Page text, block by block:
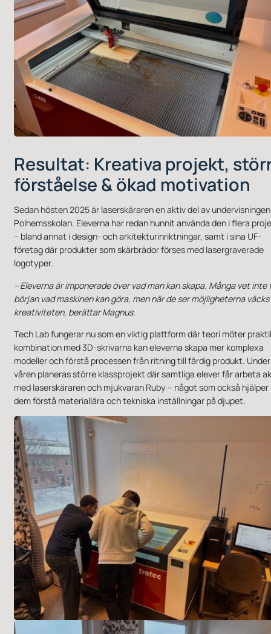
Resultat: Kreativa projekt,
förståelse & ökad motivation
Sedan hösten 2025 är laserskäraren en aktiv del av
Polhemsskolan. Eleverna har redan hunnit använda den i flera
– bland annat i design- och arkitekturinriktningar, samt i sina UF-
företag där produkter som skärbrädor förses med lasergraverade
logotyper.
– Eleverna är imponerade över vad man kan skapa. Många vet inte
början vad maskinen kan göra, men när de ser möjligheterna väcks
kreativiteten, berättar Magnus.
Tech Lab fungerar nu som en viktig plattform där teori möter
kombination med 3D-skrivarna kan eleverna skapa mer komplexa
modeller och förstå processen från ritning till färdig produkt. Under
våren planeras större klassprojekt där samtliga elever får arbeta
med laserskäraren och mjukvaran Ruby – något som också hjälper
dem förstå materiallära och tekniska inställningar på djupet.